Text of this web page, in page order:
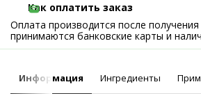
Как оплатить заказ
Оплата производится после получения
принимаются банковские карты и
Информация Ингредиенты